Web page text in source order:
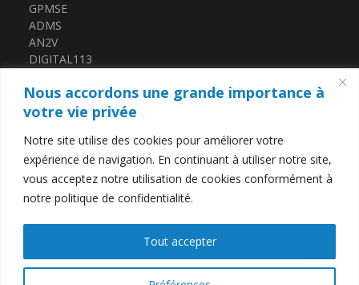
Nous accordons une grande importance à
votre vie privée
Notre site utilise des cookies pour améliorer votre
expérience de navigation. En continuant à utiliser notre site,
vous acceptez notre utilisation de cookies conformément à
notre politique de confidentialité.
Tout accepter
GPMSE
ADMS
AN2V
DIGITAL113
CERTIFICATIONS
QUALIOPI
DATADOCK
Mentions légales
Politique de confidentialité